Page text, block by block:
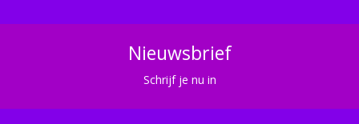
Nieuwsbrief
Schrijf je nu in